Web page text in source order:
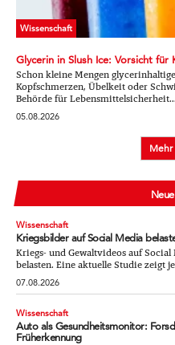
Wissenschaft
Glycerin in Slush Ice: Vorsicht für
Schon kleine Mengen
Kopfschmerzen, Übelkeit oder
Behörde für Lebensmittelsicherheit...
05.08.2026
Mehr
Wissenschaft
Kriegsbilder auf Social Media
Kriegs- und Gewaltvideos auf
belasten. Eine aktuelle Studie zeigt
07.08.2026
Wissenschaft
Auto als Gesundheitsmonitor:
Früherkennung